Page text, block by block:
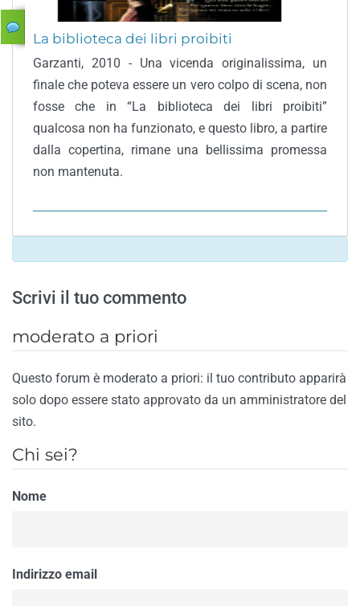
La biblioteca dei libri proibiti
Garzanti, 2010 - Una vicenda originalissima, un
finale che poteva essere un vero colpo di scena, non
fosse che in “La biblioteca dei libri proibiti”
qualcosa non ha funzionato, e questo libro, a partire
dalla copertina, rimane una bellissima promessa
non mantenuta.
Scrivi il tuo commento
moderato a priori
Questo forum è moderato a priori: il tuo contributo apparirà
solo dopo essere stato approvato da un amministratore del
sito.
Chi sei?
Nome
Indirizzo email